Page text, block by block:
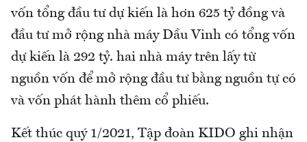
vốn tổng đầu tư dự kiến là hơn 625 tỷ đồng và
đầu tư mở rộng nhà máy Dầu Vinh có tổng vốn
dự kiến là 292 tỷ. hai nhà máy trên lấy từ
nguồn vốn để mở rộng đầu tư bằng nguồn tự có
và vốn phát hành thêm cổ phiếu.
Kết thúc quý 1/2021, Tập đoàn KIDO ghi nhận